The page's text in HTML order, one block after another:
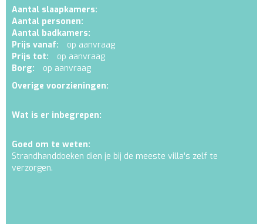
Aantal slaapkamers:
Aantal personen:
Aantal badkamers:
Prijs vanaf:
op aanvraag
Prijs tot:
op aanvraag
Borg:
op aanvraag
Overige voorzieningen:
Wat is er inbegrepen:
Goed om te weten:
Strandhanddoeken dien je bij de meeste villa's zelf te
verzorgen.